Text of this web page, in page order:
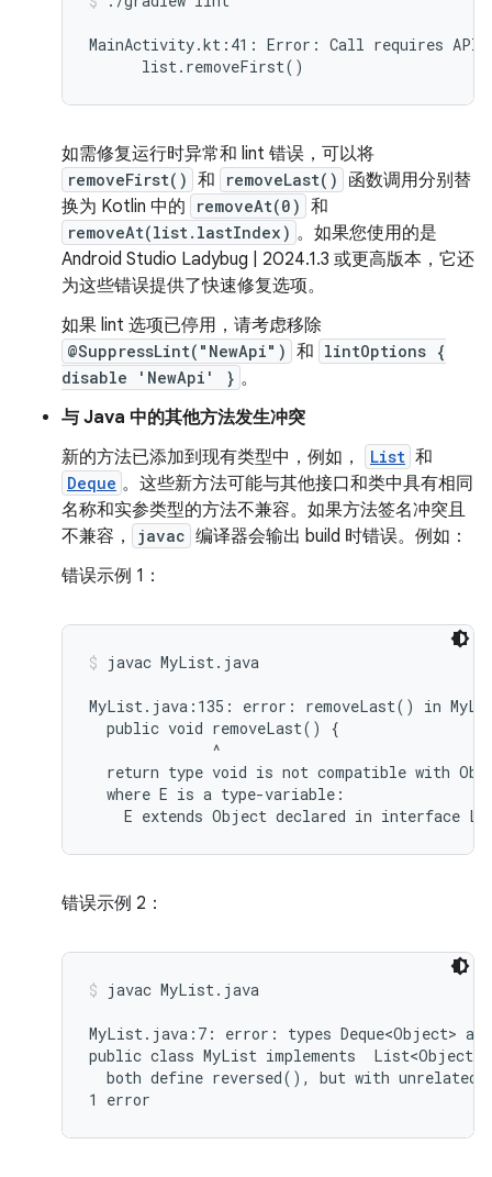
MainActivity.kt:41: Error: Call requires
如需修复运行时异常和 lint 错误，可以将
removeFirst() 和 removeLast()
函数调用分别替
换为 Kotlin 中的
removeAt(0) 和
removeAt(list.lastIndex) 。如果您使用的是
Android Studio Ladybug | 2024.1.3 或更高版本，它还
为这些错误提供了快速修复选项。
如果 lint 选项已停用，请考虑移除
@SuppressLint("NewApi") 和 lintOptions {
disable 'NewApi' } 。
与 Java 中的其他方法发生冲突
新的方法已添加到现有类型中，例如，
List 和
Deque 。这些新方法可能与其他接口和类中具有相同
名称和实参类型的方法不兼容。如果方法签名冲突且
不兼容，
javac 编译器会输出 build 时错误。例如：
错误示例 1：
javac MyList.java
MyList.java:135: error: removeLast() in
  public void removeLast() {
              ^
return type void is not compatible with
  where E is a type-variable:
错误示例 2：
javac MyList.java
MyList.java:7: error: types Deque<Object>
public class MyList implements  List<Object>,
both define reversed(), but with unrelated